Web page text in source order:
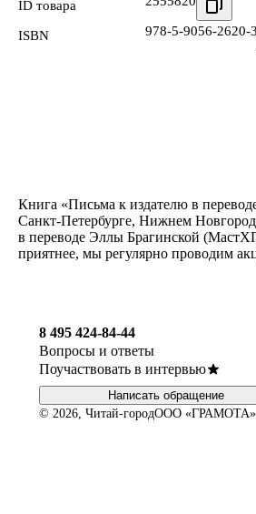
ID товара
ISBN 978-5-9056-2620-3
Книга «Письма к издателю в
Санкт-Петербурге, Нижнем
в переводе Эллы Брагинской
приятнее, мы регулярно проводим
8 495 424-84-44
Вопросы и ответы
Поучаствовать в интервью
Написать обращение
© 2026, Читай-городООО «ГРАМОТА»